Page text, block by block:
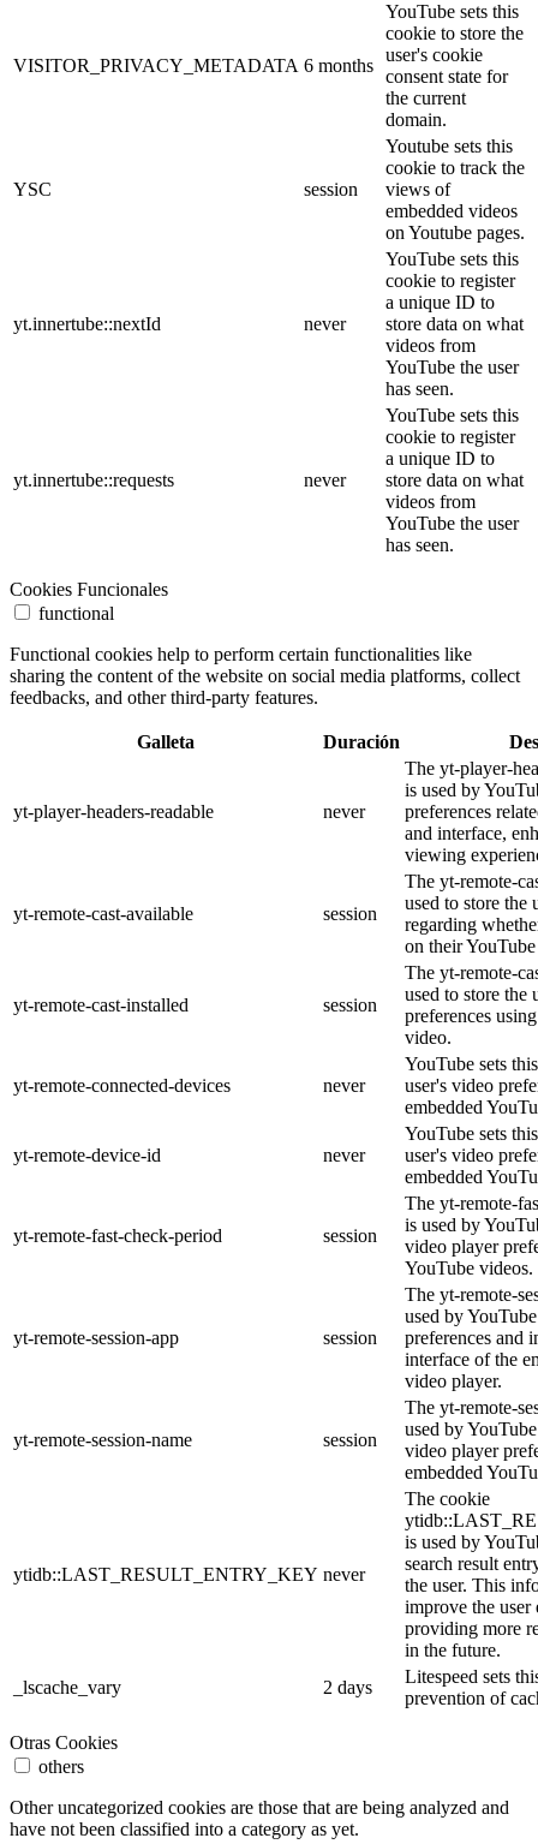
VISITOR_PRIVACY_METADATA 6 months
YouTube sets this
cookie to store the
user's cookie
consent state for
the current
domain.
YSC session
Youtube sets this
cookie to track the
views of
embedded videos
on Youtube pages.
yt.innertube::nextId never
YouTube sets this
cookie to register
a unique ID to
store data on what
videos from
YouTube the user
has seen.
yt.innertube::requests never
YouTube sets this
cookie to register
a unique ID to
store data on what
videos from
YouTube the user
has seen.
Cookies Funcionales
functional
Functional cookies help to perform certain functionalities like
sharing the content of the website on social media platforms, collect
feedbacks, and other third-party features.
Galleta Duración
yt-player-headers-readable never
The yt-player-
is used by
preferences
and interface,
viewing
yt-remote-cast-available session
The yt-remote-
used to store the
regarding
on their
yt-remote-cast-installed session
The yt-remote-
used to store the
preferences
video.
yt-remote-connected-devices never
YouTube sets
user's video
embedded
yt-remote-device-id never
YouTube sets
user's video
embedded
yt-remote-fast-check-period session
The yt-remote-
is used by
video player
YouTube videos.
yt-remote-session-app session
The yt-remote-
used by
preferences and
interface of the
video player.
yt-remote-session-name session
The yt-remote-
used by
video player
embedded
ytidb::LAST_RESULT_ENTRY_KEY never
The cookie
is used by
search result
the user. This
improve the user
providing more
in the future.
_lscache_vary
2 days
Litespeed sets
prevention of
Otras Cookies
others
Other uncategorized cookies are those that are being analyzed and
have not been classified into a category as yet.